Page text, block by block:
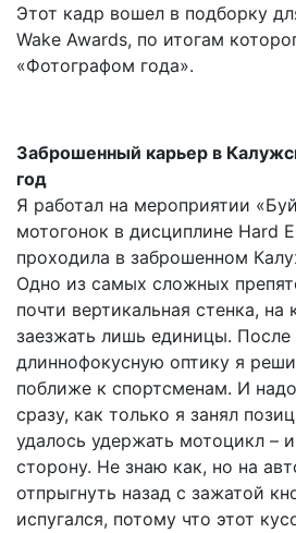
Этот кадр вошел в подборку
Wake Awards, по итогам
«Фотографом года».
Заброшенный карьер в
год
Я работал на мероприятии
мотогонок в дисциплине Hard
проходила в заброшенном
Одно из самых сложных
почти вертикальная стенка, на
заезжать лишь единицы. После
длиннофокусную оптику я
поближе к спортсменам. И
сразу, как только я занял
удалось удержать мотоцикл –
сторону. Не знаю как, но на
отпрыгнуть назад с зажатой
испугался, потому что этот